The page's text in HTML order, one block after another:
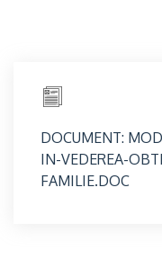
DOCUMENT:
IN-VEDEREA-
FAMILIE.DOC